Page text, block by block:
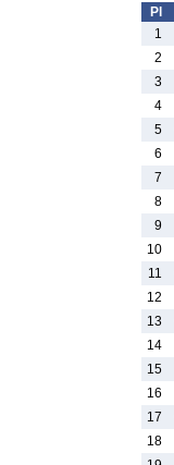
Pl
1
2
3
4
5
6
7
8
9
10
11
12
13
14
15
16
17
18